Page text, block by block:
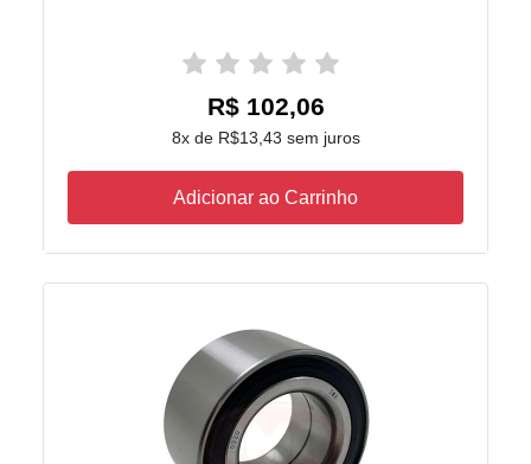
R$ 102,06
8x de R$13,43 sem juros
Adicionar ao Carrinho